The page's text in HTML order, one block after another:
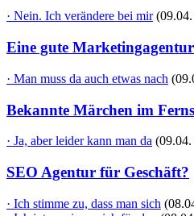
· Nein. Ich verändere bei mir
Eine gute
· Man muss da auch etwas nach
Bekannte Märchen im
· Ja, aber leider kann man da
SEO Agentur für Geschäft?
· Ich stimme zu, dass man sich